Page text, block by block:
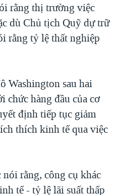
rằng thị trường việc
dù Chủ tịch Quỹ dự trữ
rằng tỷ lệ thất nghiệp
Washington sau hai
chức hàng đầu của cơ
định tiếp tục giảm
thích kinh tế qua việc
rằng, công cụ khác
tế - tỷ lệ lãi suất thấp